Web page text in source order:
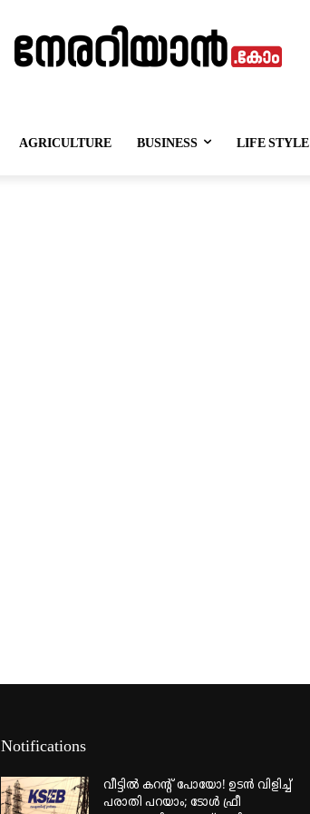
AGRICULTURE BUSINESS LIFE STYLE
Notifications
വീട്ടില്‍ കറന്റ് പോയോ! ഉടന്‍ വിളിച്ച്
പരാതി പറയാം; ടോള്‍ ഫ്രീ